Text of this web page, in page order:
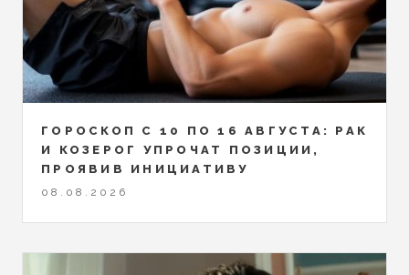
ГОРОСКОП С 10 ПО 16 АВГУСТА: РАК
И КОЗЕРОГ УПРОЧАТ ПОЗИЦИИ,
ПРОЯВИВ ИНИЦИАТИВУ
08.08.2026